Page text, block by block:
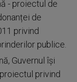
- proiectul de
de
privind
publice.
Guvernul își
privind